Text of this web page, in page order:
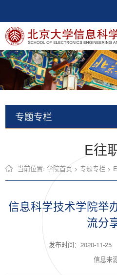
专题专栏
E往
当前位置:学院首页 >专题专栏 >
信息科学技术学院举
流分
发布时间：2020-11-25
信息来源